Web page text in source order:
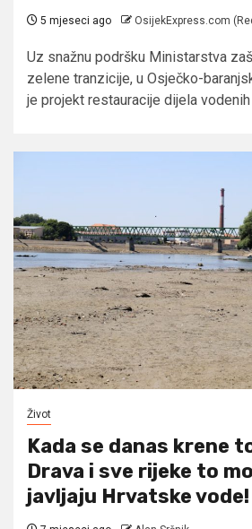
5 mjeseci ago OsijekExpress.com
Uz snažnu podršku Ministarstva
zelene tranzicije, u Osječko-
je projekt restauracije dijela
Život
Kada se danas krene
Drava i sve rijeke to
javljaju Hrvatske vode!